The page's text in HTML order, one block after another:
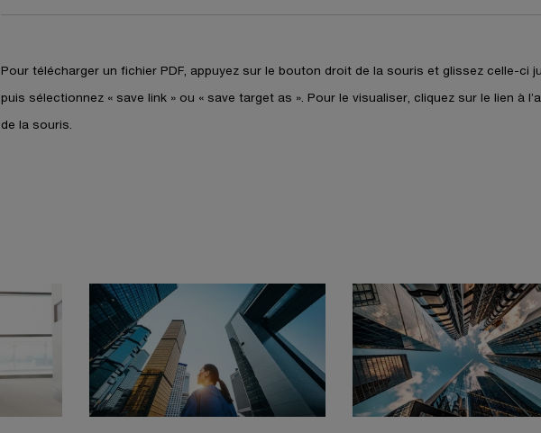
o
e
n
o
u
v
e
Pour télécharger un fichier PDF, appuyez sur le bouton droit de la souris et glissez celle-ci
puis sélectionnez « save link » ou « save target as ». Pour le visualiser, cliquez sur le lien à
de la souris.